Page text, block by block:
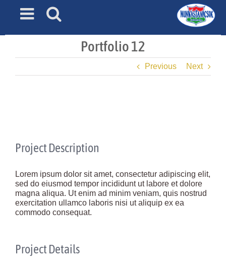
Portfolio 12
Previous Next
Project Description
Lorem ipsum dolor sit amet, consectetur adipiscing elit,
sed do eiusmod tempor incididunt ut labore et dolore
magna aliqua. Ut enim ad minim veniam, quis nostrud
exercitation ullamco laboris nisi ut aliquip ex ea
commodo consequat.
Project Details